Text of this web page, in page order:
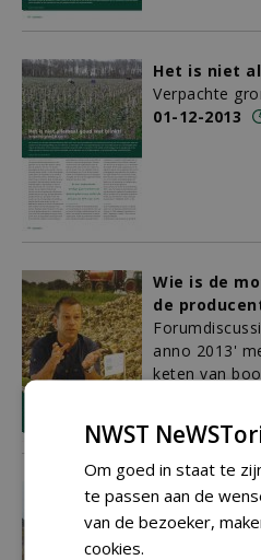
Het is niet
Verpachte
01-12-2013
Wie is de
de
anno 2013'
keten van
Kijkje in de
NWST
Om goed in staat te
te passen aan de
van de bezoeker,
cookies.